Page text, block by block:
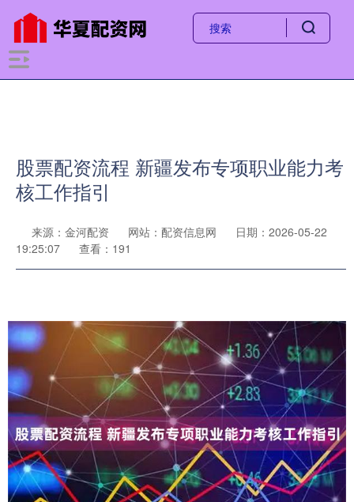
股票配资流程 新疆发布专项职业能力考
核工作指引
来源：金河配资 网站：配资信息网
日期：2026-05-22
19:25:07
查看：191